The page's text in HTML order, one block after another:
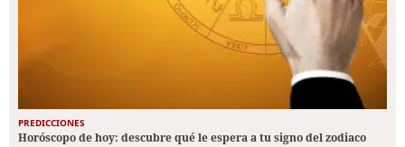
PREDICCIONES
Horóscopo de hoy: descubre qué le espera a tu signo del zodiaco